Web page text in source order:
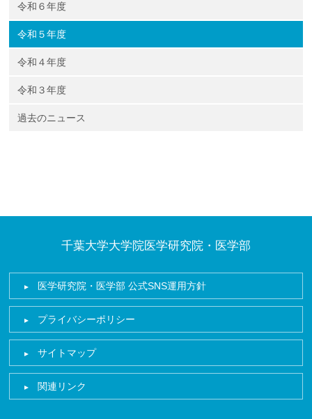
令和６年度
令和５年度
令和４年度
令和３年度
過去のニュース
千葉大学大学院医学研究院・医学部
医学研究院・医学部 公式SNS運用方針
プライバシーポリシー
サイトマップ
関連リンク